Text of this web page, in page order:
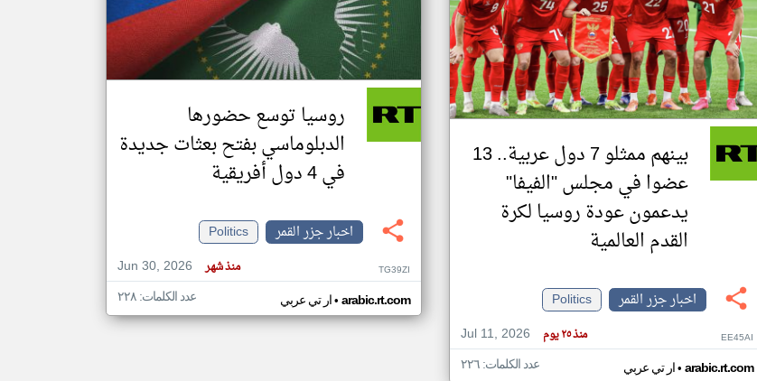
تغيير الدولة
اخبار جزر القمر على مدار الساعة
أهم اخبار جزر القمر العاجلة والمباشرة
بينهم ممثلو 7 دول عربية.. 13
عضوا في مجلس "الفيفا"
يدعمون عودة روسيا لكرة
القدم العالمية
اخبار جزر القمر
Politics
Jul 11, 2026
منذ ٢٥ يوم EE45AI
ار تي عربي• arabic.rt.com عدد الكلمات: ٢٢٦
روسيا توسع حضورها
الدبلوماسي بفتح بعثات جديدة
في 4 دول أفريقية
اخبار جزر القمر
Politics
Jun 30, 2026
منذ شهر TG39ZI
ار تي عربي• arabic.rt.com عدد الكلمات: ٢٢٨
klyoum.com